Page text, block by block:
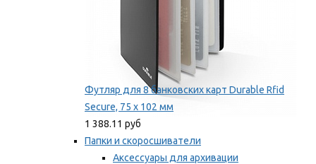
Футляр для 8 банковских карт Durable Rfid
Secure, 75 х 102 мм
1 388.11 руб
Папки и скоросшиватели
Аксессуары для архивации